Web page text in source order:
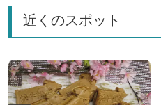
近くのスポット